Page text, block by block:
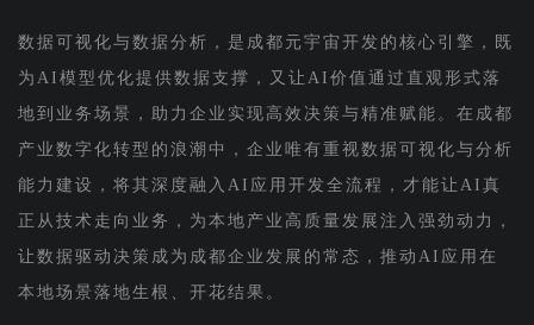
数据可视化与数据分析，是成都元宇宙开发的核心引擎，既
为AI模型优化提供数据支撑，又让AI价值通过直观形式落
地到业务场景，助力企业实现高效决策与精准赋能。在成都
产业数字化转型的浪潮中，企业唯有重视数据可视化与分析
能力建设，将其深度融入AI应用开发全流程，才能让AI真
正从技术走向业务，为本地产业高质量发展注入强劲动力，
让数据驱动决策成为成都企业发展的常态，推动AI应用在
本地场景落地生根、开花结果。